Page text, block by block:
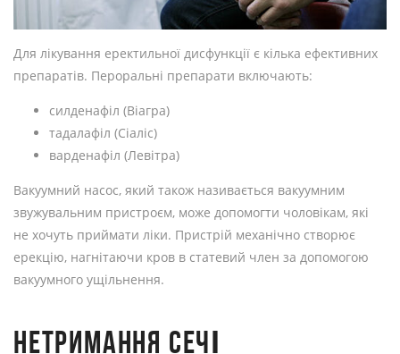
Для лікування еректильної дисфункції є кілька ефективних
препаратів. Пероральні препарати включають:
силденафіл (Віагра)
тадалафіл (Сіаліс)
варденафіл (Левітра)
Вакуумний насос, який також називається вакуумним
звужувальним пристроєм, може допомогти чоловікам, які
не хочуть приймати ліки. Пристрій механічно створює
ерекцію, нагнітаючи кров в статевий член за допомогою
вакуумного ущільнення.
НЕТРИМАННЯ СЕЧІ